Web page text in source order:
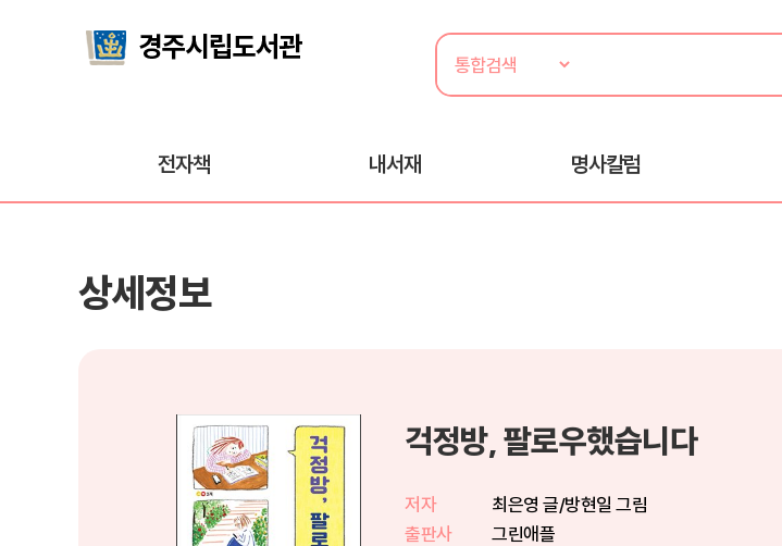
전자책 내서재 명사칼럼
상세정보
걱정방, 팔로우했습니다
저자
최은영 글/방현일 그림
출판사
그린애플